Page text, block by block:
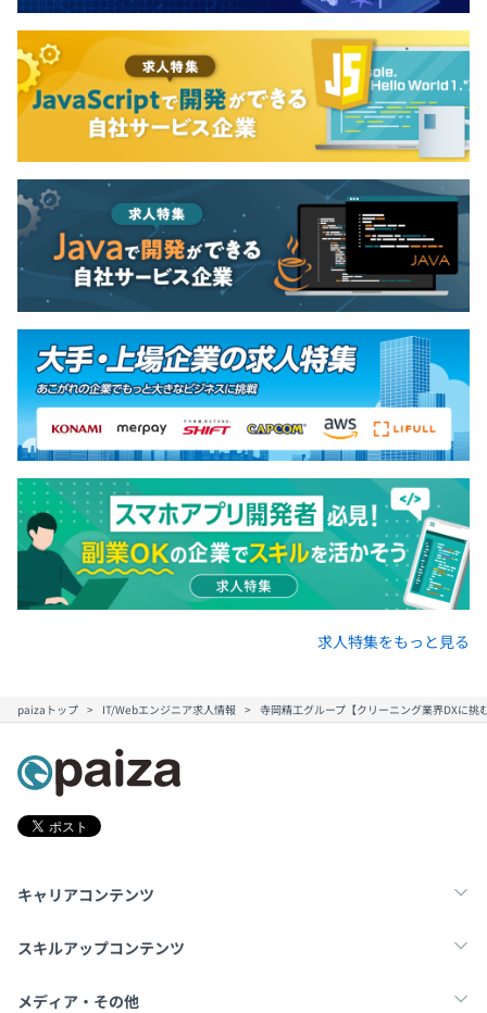
◆開発チームの雰囲気
皆でランチを皆で食べにいったり終業後に飲みにいったり
と和気あいあい雰囲気で、サポートなど社内の他の部署の
メンバーとのコミュニケーションも良好です。
◆働きやすい環境づくり
会社として計画的な有給の消化を奨励しており、1週間〜
10日の長期連休をとるメンバーもいます。バカンス休暇制
度という、長期連休をとると会社から補助金が出る制度も
あり、有給は取りやすい環境です。テレワークもOKで
す。
TERAOKA（寺岡精工）グループ：連結3,539名
株式会社デジジャパン：全社38名
【配属先】
▶︎正社員5名：50代1名、40代1名、30代3名
▶︎開発パートナー：常駐6名
無期雇用
3カ月（条件などの変更はありません）
※会社に慣れていただくために入社3カ月間はテレワーク
不可となります。
求人特集をもっと見る
paizaトップ IT/Webエンジニア求人情報 寺岡精工グループ【クリーニング業界DXに
キャリアコンテンツ
転職・キャリア
スキルアップコンテンツ
学習
メディア・その他